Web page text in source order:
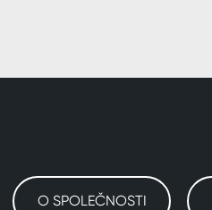
O SPOLEČNOSTI